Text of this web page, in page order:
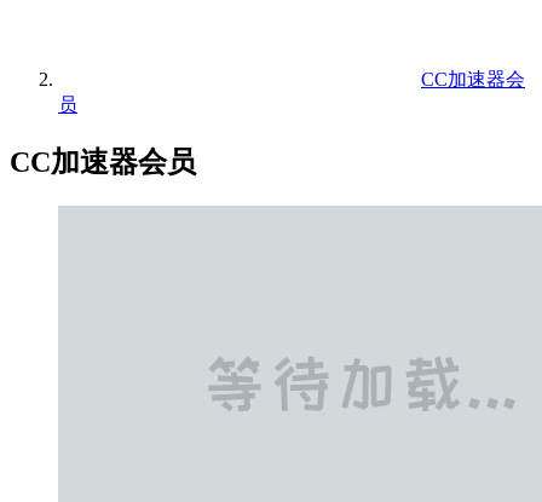
CC加速器会
员
CC加速器会员